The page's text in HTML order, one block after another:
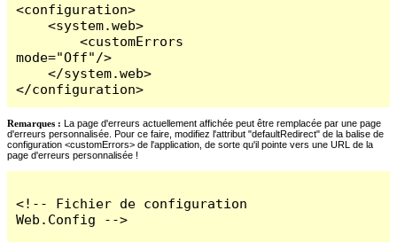
<configuration>
    <system.web>
        <customErrors
mode="Off"/>
    </system.web>
</configuration>
Remarques : La page d'erreurs actuellement affichée peut être remplacée par une page
d'erreurs personnalisée. Pour ce faire, modifiez l'attribut "defaultRedirect" de la balise de
configuration <customErrors> de l'application, de sorte qu'il pointe vers une URL de la
page d'erreurs personnalisée !
<!-- Fichier de configuration
Web.Config -->